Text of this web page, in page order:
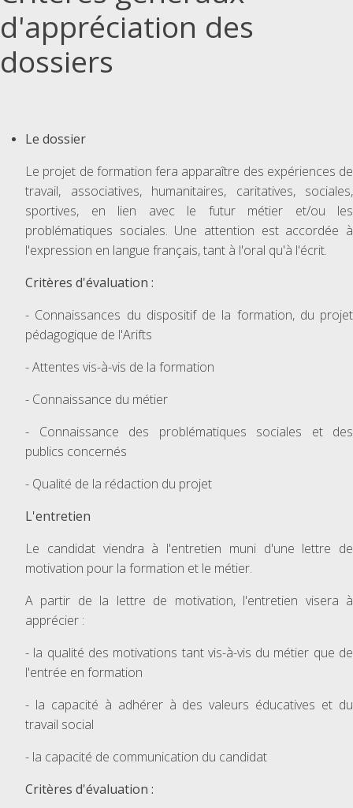
d'appréciation des
dossiers
Le dossier
Le projet de formation fera apparaître des expériences de
travail, associatives, humanitaires, caritatives, sociales,
sportives, en lien avec le futur métier et/ou les
problématiques sociales. Une attention est accordée à
l'expression en langue français, tant à l'oral qu'à l'écrit.
Critères d'évaluation :
- Connaissances du dispositif de la formation, du projet
pédagogique de l'Arifts
- Attentes vis-à-vis de la formation
- Connaissance du métier
- Connaissance des problématiques sociales et des
publics concernés
- Qualité de la rédaction du projet
L'entretien
Le candidat viendra à l'entretien muni d'une lettre de
motivation pour la formation et le métier.
A partir de la lettre de motivation, l'entretien visera à
apprécier :
- la qualité des motivations tant vis-à-vis du métier que de
l'entrée en formation
- la capacité à adhérer à des valeurs éducatives et du
travail social
- la capacité de communication du candidat
Critères d'évaluation :